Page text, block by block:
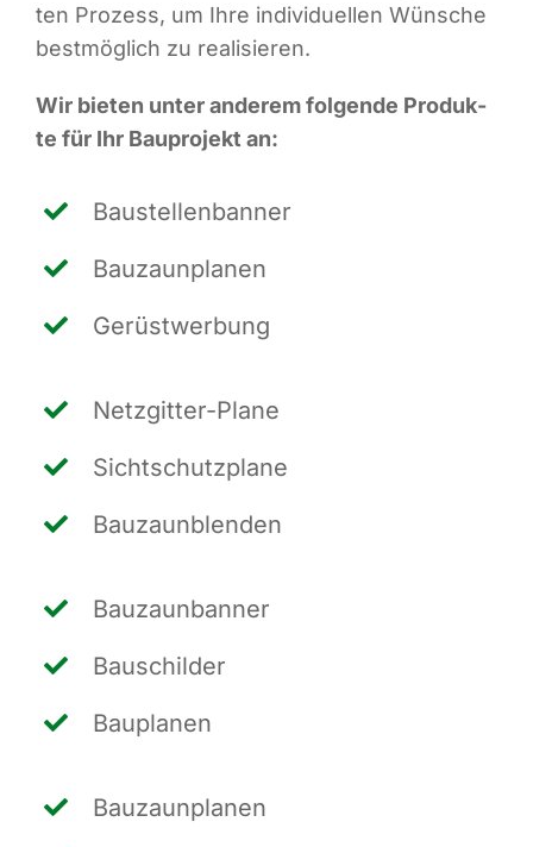
ten Pro­zess, um Ihre indi­vi­du­el­len Wün­sche
best­mög­lich zu realisieren.
Wir bie­ten unter ande­rem fol­gen­de Pro­duk­
te für Ihr Bau­pro­jekt an:
Bau­stel­len­ban­ner
Bau­zaun­pla­nen
Gerüst­wer­bung
Netz­git­ter-Pla­ne
Sicht­schutz­pla­ne
Bau­zaun­blen­den
Bau­zaun­ban­ner
Bau­schil­der
Bau­pla­nen
Bau­zaun­pla­nen